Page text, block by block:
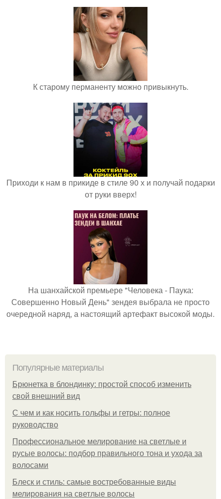
К старому перманенту можно привыкнуть.
Приходи к нам в прикиде в стиле 90 х и получай подарки
от руки вверх!
На шанхайской премьере "Человека - Паука:
Совершенно Новый День" зендея выбрала не просто
очередной наряд, а настоящий артефакт высокой моды.
Популярные материалы
Брюнетка в блондинку: простой способ изменить
свой внешний вид
С чем и как носить гольфы и гетры: полное
руководство
Профессиональное мелирование на светлые и
русые волосы: подбор правильного тона и ухода за
волосами
Блеск и стиль: самые востребованные виды
мелирования на светлые волосы